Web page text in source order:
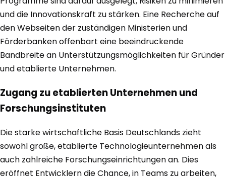
und die Innovationskraft zu stärken. Eine Recherche auf
den Webseiten der zuständigen Ministerien und
Förderbanken offenbart eine beeindruckende
Bandbreite an Unterstützungsmöglichkeiten für Gründer
und etablierte Unternehmen.
Zugang zu etablierten Unternehmen und
Forschungsinstituten
Die starke wirtschaftliche Basis Deutschlands zieht
sowohl große, etablierte Technologieunternehmen als
auch zahlreiche Forschungseinrichtungen an. Dies
eröffnet Entwicklern die Chance, in Teams zu arbeiten,